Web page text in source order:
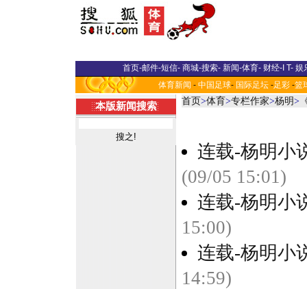
首页-邮件-短信- 商城-搜索- 新闻-体育- 财经-I T- 娱
体育新闻 - 中国足球- 国际足坛 -足彩 -篮
本版新闻搜索 首页>体育>专栏作家>杨明>
连载-杨明小
(09/05 15:01)
连载-杨明小
15:00)
连载-杨明小
14:59)